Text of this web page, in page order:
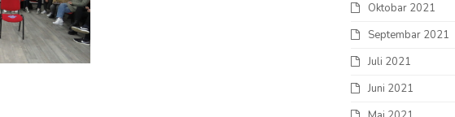
Oktobar 2021
Septembar 2021
Juli 2021
Juni 2021